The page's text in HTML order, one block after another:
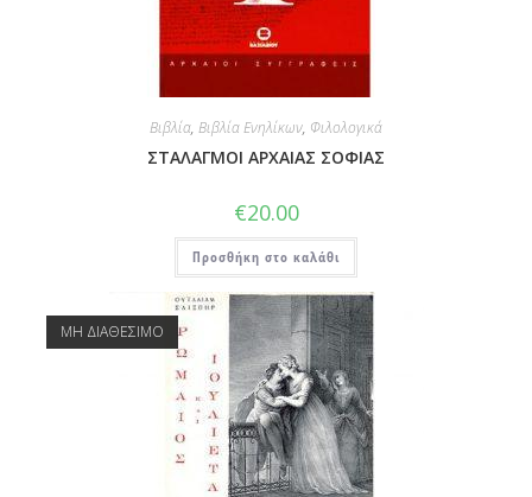
Βιβλία, Βιβλία Ενηλίκων, Φιλολογικά
ΣΤΑΛΑΓΜΟΙ ΑΡΧΑΙΑΣ ΣΟΦΙΑΣ
€20.00
Προσθήκη στο καλάθι
ΜΗ ΔΙΑΘΕΣΙΜΟ